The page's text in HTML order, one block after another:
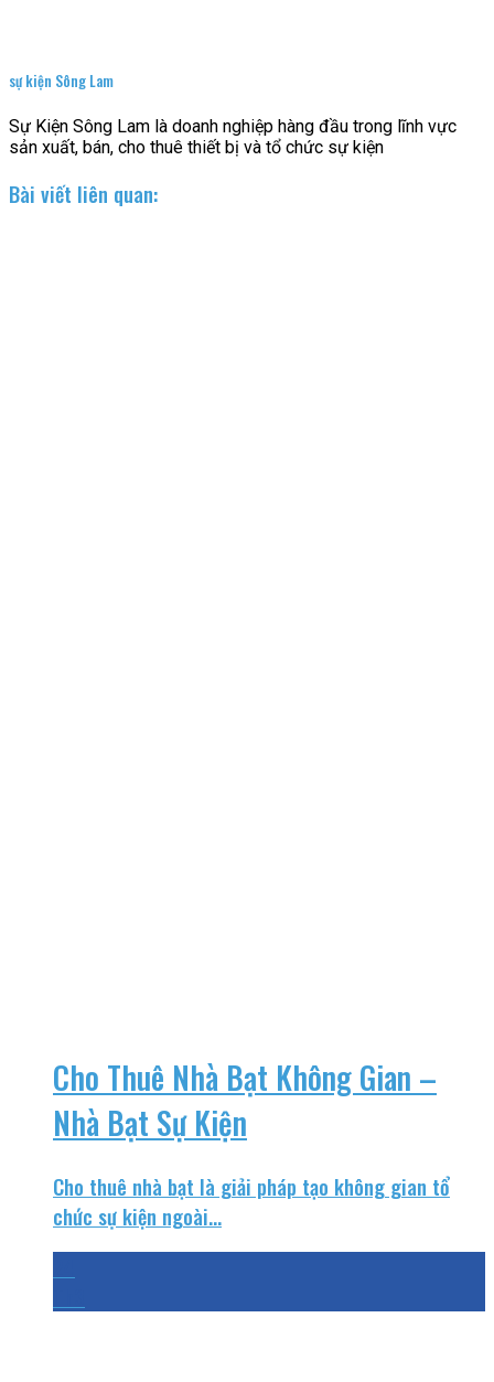
sự kiện Sông Lam
Sự Kiện Sông Lam là doanh nghiệp hàng đầu trong lĩnh vực
sản xuất, bán, cho thuê thiết bị và tổ chức sự kiện
Bài viết liên quan:
Cho Thuê Nhà Bạt Không Gian –
Nhà Bạt Sự Kiện
Cho thuê nhà bạt là giải pháp tạo không gian tổ
chức sự kiện ngoài...